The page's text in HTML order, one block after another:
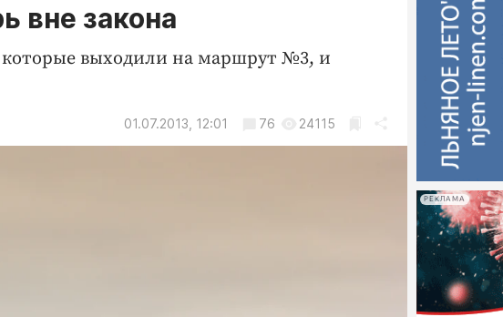
вне закона
которые выходили на маршрут №3, и
01.07.2013, 12:01 76 24115
РЕКЛАМА